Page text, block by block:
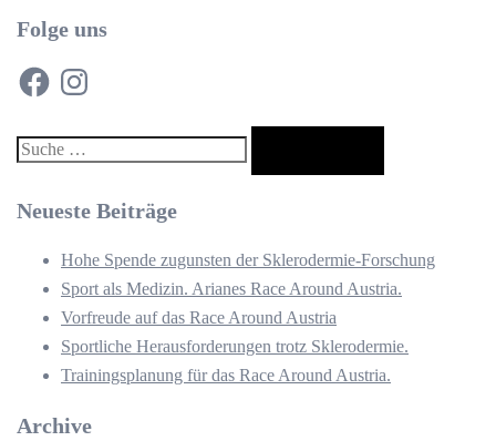
Folge uns
FacebookInstagram
Suche
Neueste Beiträge
Hohe Spende zugunsten der Sklerodermie-Forschung
Sport als Medizin. Arianes Race Around Austria.
Vorfreude auf das Race Around Austria
Sportliche Herausforderungen trotz Sklerodermie.
Trainingsplanung für das Race Around Austria.
Archive